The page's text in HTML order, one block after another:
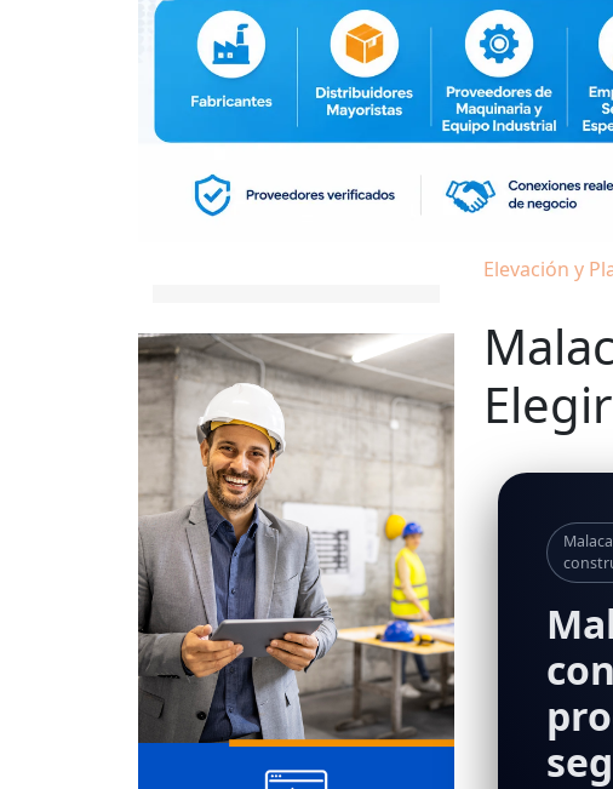
Elevación y